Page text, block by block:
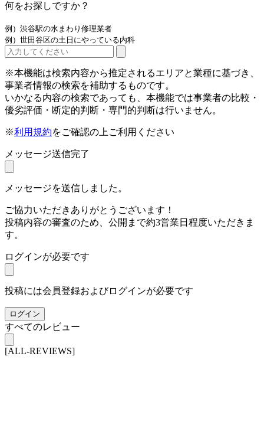
何をお探しですか？
例）渋谷駅の水まわり修理業者
例）世田谷区の土日にやっている内科
※本機能は検索内容から推定されるエリアと業種に基づき、
事業者情報の検索を補助するものです。
いかなる内容の検索であっても、本機能では事業者の比較・
優劣評価・断定的判断・専門的判断は行いません。
※利用規約をご確認の上ご利用ください
メッセージ送信完了
メッセージを送信しました。
ご協力いただきありがとうございます！
投稿内容の審査のため、公開まで約3営業日程度いただきま
す。
ログインが必要です
投稿には会員登録およびログインが必要です
ログイン
すべてのレビュー
[ALL-REVIEWS]